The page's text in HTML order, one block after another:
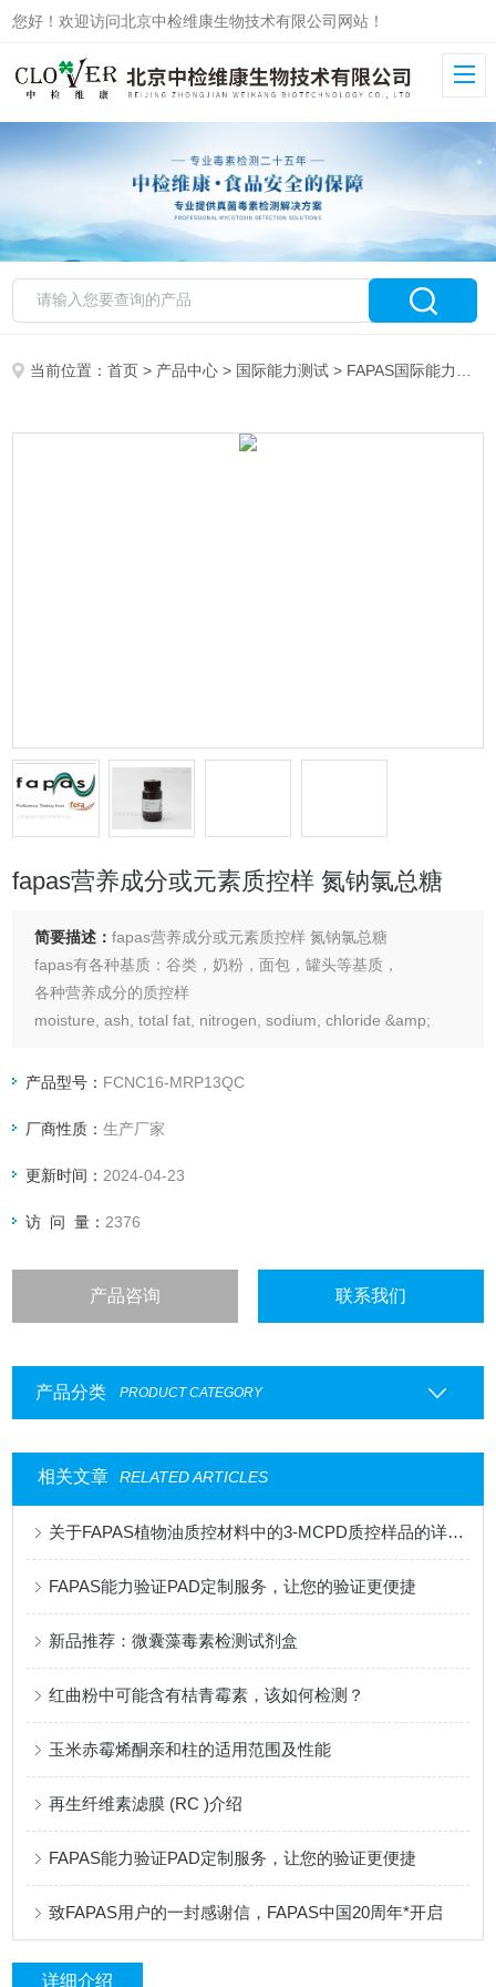
您好！欢迎访问北京中检维康生物技术有限公司网站！
当前位置：首页 > 产品中心 > 国际能力测试 > FAPAS国际能力测试
fapas营养成分或元素质控样 氮钠氯总糖
简要描述：fapas营养成分或元素质控样 氮钠氯总糖
fapas有各种基质：谷类，奶粉，面包，罐头等基质，
各种营养成分的质控样
moisture, ash, total fat, nitrogen, sodium, chloride &amp;
产品型号： FCNC16-MRP13QC
厂商性质：生产厂家
更新时间： 2024-04-23
访 问 量： 2376
产品咨询 联系我们
产品分类 PRODUCT CATEGORY
相关文章 RELATED ARTICLES
关于FAPAS植物油质控材料中的3-MCPD质控样品的详细介绍
FAPAS能力验证PAD定制服务，让您的验证更便捷
新品推荐：微囊藻毒素检测试剂盒
红曲粉中可能含有桔青霉素，该如何检测？
玉米赤霉烯酮亲和柱的适用范围及性能
再生纤维素滤膜 (RC )介绍
FAPAS能力验证PAD定制服务，让您的验证更便捷
致FAPAS用户的一封感谢信，FAPAS中国20周年*开启
详细介绍